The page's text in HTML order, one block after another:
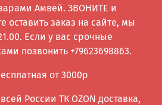
Амвей. ЗВОНИТЕ и
оставить заказ на сайте, мы
Если у вас срочные
позвонить +79623698863.
от 3000р
России ТК OZON доставка,